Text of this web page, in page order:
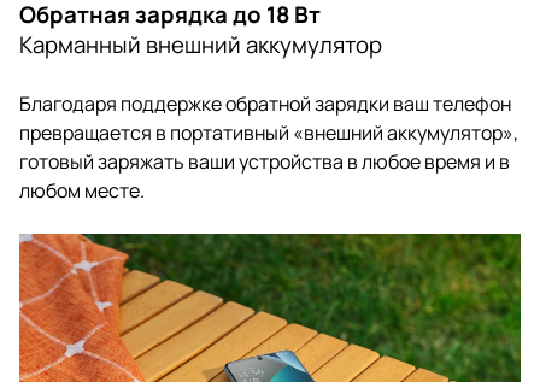
Обратная зарядка до 18 Вт
Карманный внешний аккумулятор
Благодаря поддержке обратной зарядки ваш телефон
превращается в портативный «внешний аккумулятор»,
готовый заряжать ваши устройства в любое время и в
любом месте.